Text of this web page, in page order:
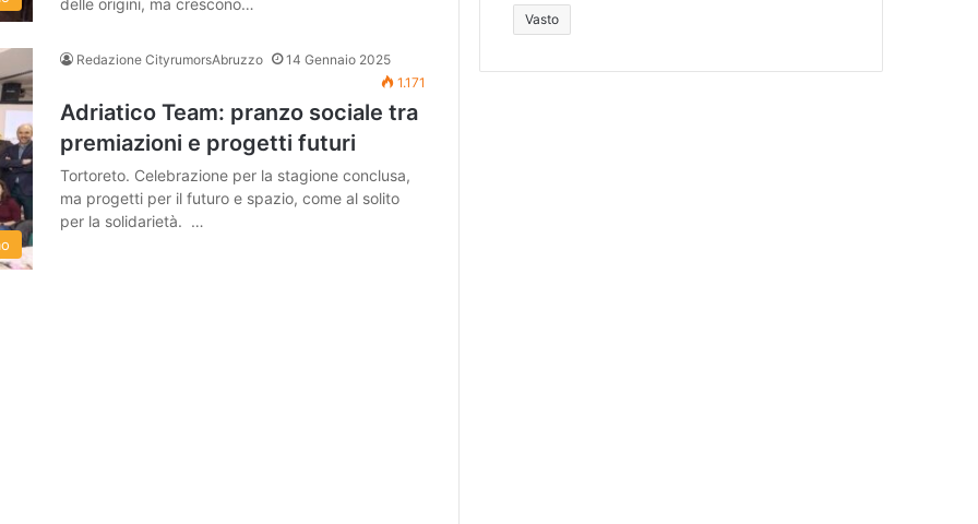
delle origini, ma crescono…
Redazione CityrumorsAbruzzo
14 Gennaio 2025
1.171
Adriatico Team: pranzo sociale tra
premiazioni e progetti futuri
Tortoreto. Celebrazione per la stagione conclusa,
ma progetti per il futuro e spazio, come al solito
per la solidarietà. …
Vasto